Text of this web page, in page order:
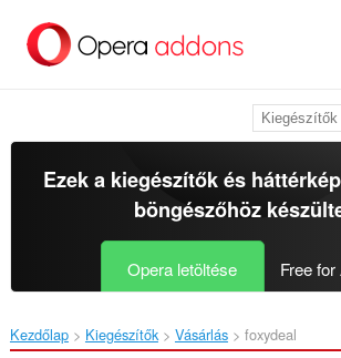
Ezek a kiegészítők és
böngészőhöz
Opera letöltése Free
Kezdőlap Kiegészítők Vásárlás foxydeal‎